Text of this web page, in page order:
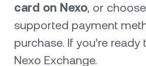
card on Nexo, or
supported payment
purchase. If you’re ready
Nexo Exchange.